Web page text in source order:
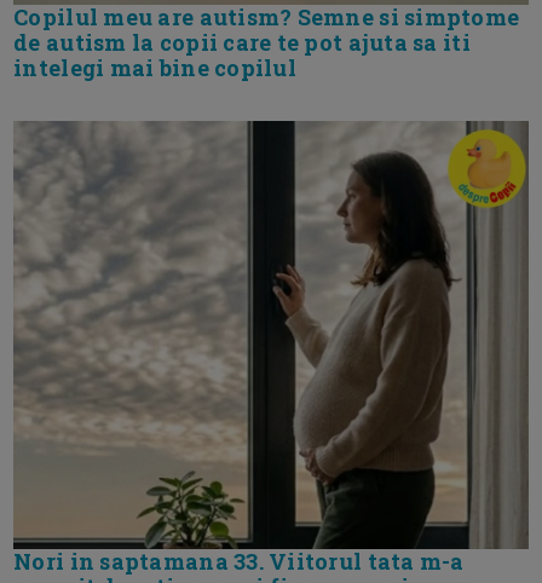
Copilul meu are autism? Semne si simptome
de autism la copii care te pot ajuta sa iti
intelegi mai bine copilul
Nori in saptamana 33. Viitorul tata m-a